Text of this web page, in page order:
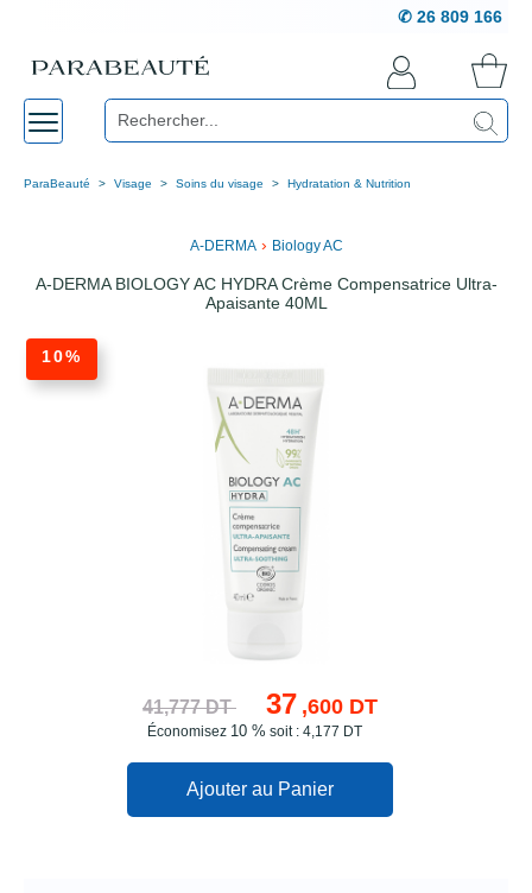
✆ 26 809 166
ParaBeauté Visage Soins du visage Hydratation & Nutrition
A-DERMA › Biology AC
A-DERMA BIOLOGY AC HYDRA Crème Compensatrice Ultra-
Apaisante 40ML
10%
41,777 DT 37 ,600 DT
Économisez 10 % soit : 4,177 DT
Ajouter au Panier